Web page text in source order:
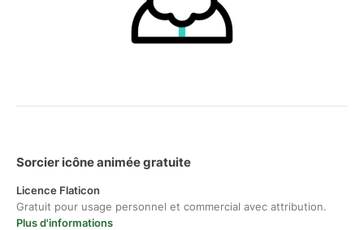
Sorcier icône animée gratuite
Licence Flaticon
Gratuit pour usage personnel et commercial avec attribution.
Plus d'informations